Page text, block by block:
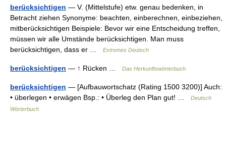
berücksichtigen — V. (Mittelstufe) etw. genau bedenken, in
Betracht ziehen Synonyme: beachten, einberechnen, einbeziehen,
mitberücksichtigen Beispiele: Bevor wir eine Entscheidung treffen,
müssen wir alle Umstände berücksichtigen. Man muss
berücksichtigen, dass er …
Extremes Deutsch
berücksichtigen — ↑ Rücken … Das Herkunftswörterbuch
berücksichtigen — [Aufbauwortschatz (Rating 1500 3200)] Auch:
• überlegen • erwägen Bsp.: • Überleg den Plan gut! …
Deutsch
Wörterbuch